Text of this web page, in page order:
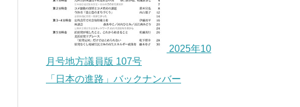
2025年10
月号地方議員版 107号
「日本の進路」バックナンバー